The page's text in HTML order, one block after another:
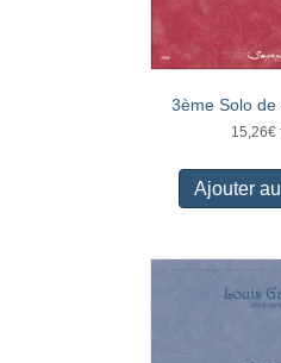
3ème Solo de
15,26€
Ajouter